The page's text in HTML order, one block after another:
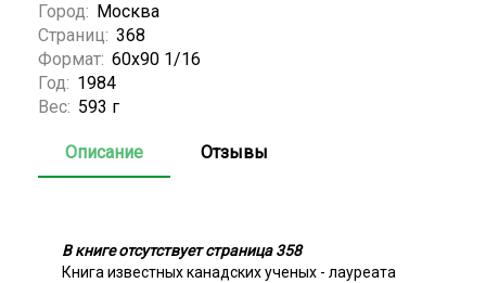
Город: Москва
Страниц: 368
Формат: 60х90 1/16
Год: 1984
Вес: 593 г
Описание Отзывы
В книге отсутствует страница 358
Книга известных канадских ученых - лауреата